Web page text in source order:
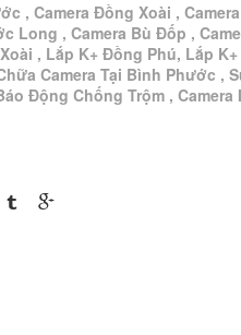
, Camera Đồng Xoài ,
Long , Camera Bù Đốp ,
, Lắp K+ Đồng Phú, Lắp
Camera Tại Bình Phước ,
Động Chống Trộm , Camera